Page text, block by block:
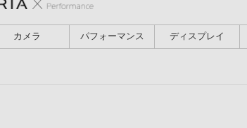
カメラ パフォーマンス ディスプレイ